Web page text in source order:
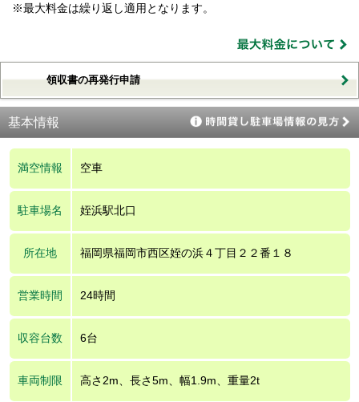
※最大料金は繰り返し適用となります。
領収書の再発行申請
基本情報
満空情報 空車
駐車場名 姪浜駅北口
所在地 福岡県福岡市西区姪の浜４丁目２２番１８
営業時間 24時間
収容台数 6台
車両制限 高さ2m、長さ5m、幅1.9m、重量2t